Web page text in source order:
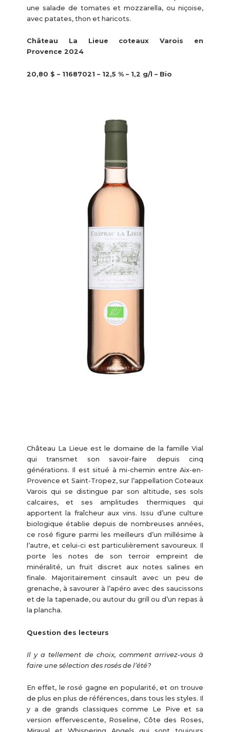
une salade de tomates et mozzarella, ou niçoise,
avec patates, thon et haricots.
Château La Lieue coteaux Varois en
Provence 2024
20,80 $ – 11687021 – 12,5 % – 1,2 g/l – Bio
Château La Lieue est le domaine de la famille Vial
qui transmet son savoir-faire depuis cinq
générations. Il est situé à mi-chemin entre Aix-en-
Provence et Saint-Tropez, sur l’appellation Coteaux
Varois qui se distingue par son altitude, ses sols
calcaires, et ses amplitudes thermiques qui
apportent la fraîcheur aux vins. Issu d’une culture
biologique établie depuis de nombreuses années,
ce rosé figure parmi les meilleurs d’un millésime à
l’autre, et celui-ci est particulièrement savoureux. Il
porte les notes de son terroir empreint de
minéralité, un fruit discret aux notes salines en
finale. Majoritairement cinsault avec un peu de
grenache, à savourer à l’apéro avec des saucissons
et de la tapenade, ou autour du grill ou d’un repas à
la plancha.
Question des lecteurs
Il y a tellement de choix, comment arrivez-vous à
faire une sélection des rosés de l’été?
En effet, le rosé gagne en popularité, et on trouve
de plus en plus de références, dans tous les styles. Il
y a de grands classiques comme Le Pive et sa
version effervescente, Roseline, Côte des Roses,